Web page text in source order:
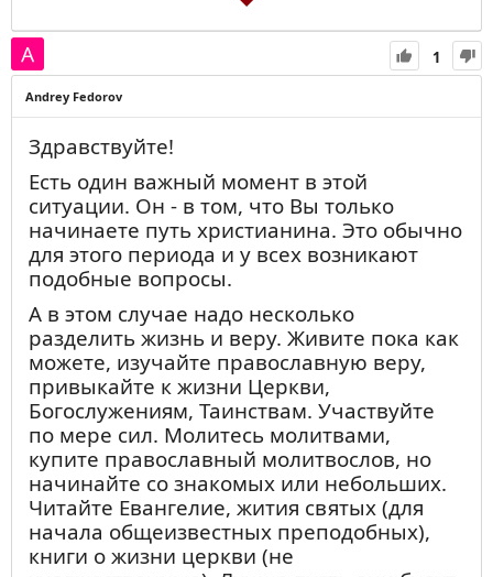
Иисус же сказал им: истинно говорю вам,
что вы, последовавшие за Мною, — в
пакибытии, когда сядет Сын
Человеческий на престоле славы Своей,
сядете и вы на двенадцати престолах
судить двенадцать колен Израилевых.
И всякий, кто оставит домы, или братьев,
или сестёр, или отца, или мать, или жену,
или детей, или земли, ради имени Моего,
получит во сто крат и наследует жизнь
вечную.
Многие же будут первые последними, и
последние первыми.
Решать Вам.
1
Andrey Fedorov
Здравствуйте!
Есть один важный момент в этой
ситуации. Он - в том, что Вы только
начинаете путь христианина. Это обычно
для этого периода и у всех возникают
подобные вопросы.
А в этом случае надо несколько
разделить жизнь и веру. Живите пока как
можете, изучайте православную веру,
привыкайте к жизни Церкви,
Богослужениям, Таинствам. Участвуйте
по мере сил. Молитесь молитвами,
купите православный молитвослов, но
начинайте со знакомых или небольших.
Читайте Евангелие, жития святых (для
начала общеизвестных преподобных),
книги о жизни церкви (не